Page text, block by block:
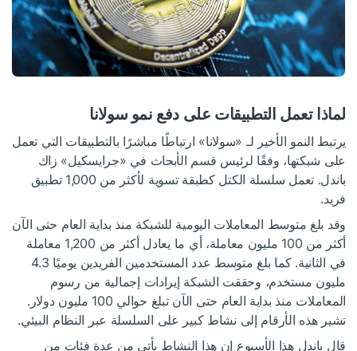
لماذا تعمل التطبيقات على دفع نمو سولانا
يرتبط النمو الأخير لـ «سولانا» ارتباطًا مباشرًا بالتطبيقات التي تعمل
على شبكتها، وفقًا لرئيس قسم الأبحاث في «جرايسكيل» زاك
باندل. تعمل سلسلة الكتل كطبقة تسوية لأكثر من 1,000 تطبيق
فريد.
وقد بلغ متوسط المعاملات اليومية للشبكة منذ بداية العام حتى الآن
أكثر من 100 مليون معاملة، أي ما يعادل أكثر من 1,200 معاملة
في الثانية. كما بلغ متوسط عدد المستخدمين الفريدين يوميًا 4.3
مليون مستخدم، وحققت الشبكة إيرادات إجمالية من رسوم
المعاملات منذ بداية العام حتى الآن تبلغ حوالي 100 مليون دولار.
تشير هذه الأرقام إلى نشاط كبير على السلسلة عبر النظام البيئي.
قال باندل هذا الأسبوع إن هذا النشاط يأتي من عدة فئات من